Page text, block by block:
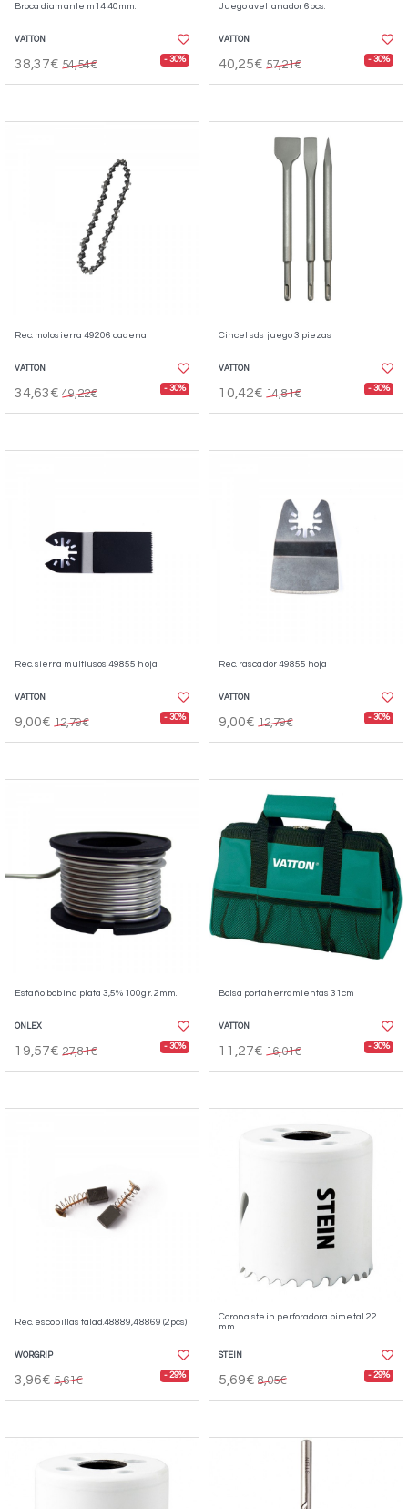
Broca diamante m14 40mm.
VATTON
38,37€ 54,54€ - 30%
Juego avellanador 6pcs.
VATTON
40,25€ 57,21€ - 30%
Rec. motosierra 49206 cadena
VATTON
34,63€ 49,22€ - 30%
Cincel sds juego 3 piezas
VATTON
10,42€ 14,81€ - 30%
Rec. sierra multiusos 49855 hoja
VATTON
9,00€ 12,79€ - 30%
Rec. rascador 49855 hoja
VATTON
9,00€ 12,79€ - 30%
Estaño bobina plata 3,5% 100gr. 2mm.
ONLEX
19,57€ 27,81€ - 30%
Bolsa portaherramientas 31cm
VATTON
11,27€ 16,01€ - 30%
Rec. escobillas talad.48889,48869 (2pcs)
WORGRIP
3,96€ 5,61€ - 29%
Corona stein perforadora bimetal 22
mm.
STEIN
5,69€ 8,05€ - 29%